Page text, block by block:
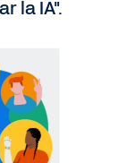
la IA".